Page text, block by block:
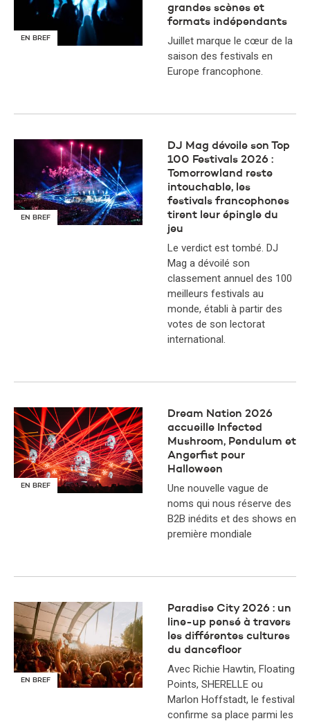
EN BREF
grandes scènes et
formats indépendants
Juillet marque le cœur de la
saison des festivals en
Europe francophone.
EN BREF
DJ Mag dévoile son Top
100 Festivals 2026 :
Tomorrowland reste
intouchable, les
festivals francophones
tirent leur épingle du
jeu
​Le verdict est tombé. DJ
Mag a dévoilé son
classement annuel des 100
meilleurs festivals au
monde, établi à partir des
votes de son lectorat
international.
EN BREF
​Dream Nation 2026
accueille Infected
Mushroom, Pendulum et
Angerfist pour
Halloween
Une nouvelle vague de
noms qui nous réserve des
B2B inédits et des shows en
première mondiale
EN BREF
Paradise City 2026 : un
line-up pensé à travers
les différentes cultures
du dancefloor
Avec Richie Hawtin, Floating
Points, SHERELLE ou
Marlon Hoffstadt, le festival
confirme sa place parmi les